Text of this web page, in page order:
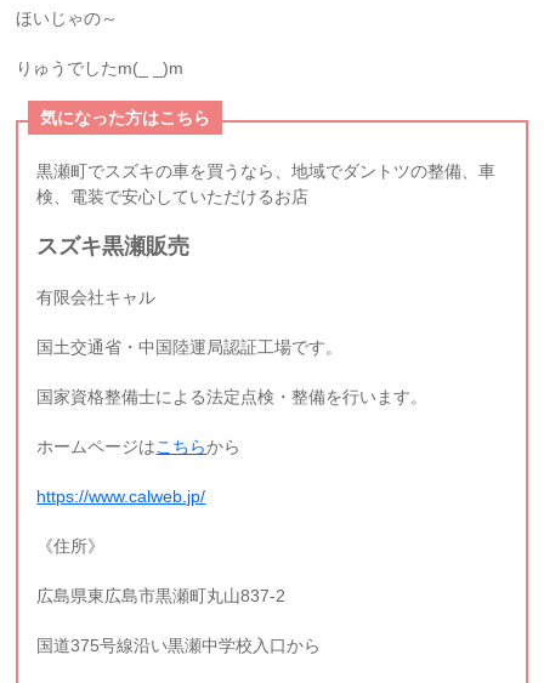
ほいじゃの～
りゅうでしたm(_ _)m
気になった方はこちら
黒瀬町でスズキの車を買うなら、地域でダントツの整備、車
検、電装で安心していただけるお店
スズキ黒瀬販売
有限会社キャル
国土交通省・中国陸運局認証工場です。
国家資格整備士による法定点検・整備を行います。
ホームページはこちらから
https://www.calweb.jp/
《住所》
広島県東広島市黒瀬町丸山837-2
国道375号線沿い黒瀬中学校入口から